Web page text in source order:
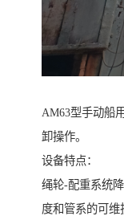
AM63型手动船
卸操作。
设备特点：
绳轮-配重系统
度和管系的可维